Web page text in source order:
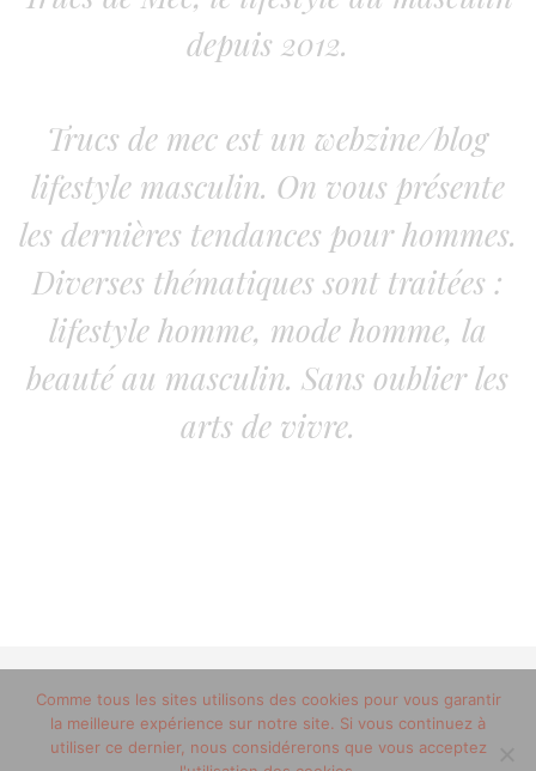
depuis 2012.
Trucs de mec est un webzine/blog
lifestyle masculin. On vous présente
les dernières tendances pour hommes.
Diverses thématiques sont traitées :
lifestyle homme, mode homme, la
beauté au masculin. Sans oublier les
arts de vivre.
© 2012-2020 copyright trucsdemec.fr - blog lifestyle
masculin/Tous droits réservés
Comme tous les sites utilisons des cookies pour vous garantir
la meilleure expérience sur notre site. Si vous continuez à
utiliser ce dernier, nous considérerons que vous acceptez